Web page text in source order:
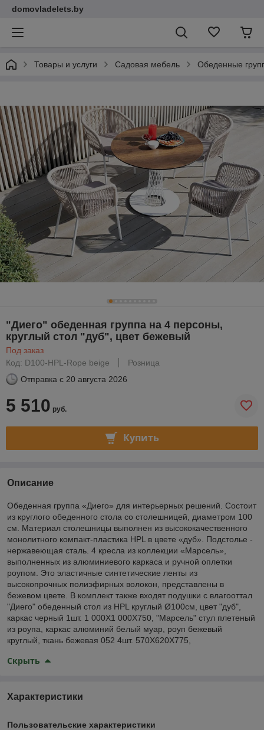
domovladelets.by
Товары и услуги Садовая мебель Обеденные
"Диего" обеденная группа на 4 персоны,
круглый стол "дуб", цвет бежевый
Под заказ
Код: D100-HPL-Rope beige
Розница
Отправка с 20 августа 2026
5 510 руб.
Купить
Описание
Обеденная группа «Диего» для интерьерных решений. Состоит
из круглого обеденного стола со столешницей, диаметром 100
см. Материал столешницы выполнен из высококачественного
монолитного компакт-пластика HPL в цвете «дуб». Подстолье -
нержавеющая сталь. 4 кресла из коллекции «Марсель»,
выполненных из алюминиевого каркаса и ручной оплетки
роупом. Это эластичные синтетические ленты из
высокопрочных полиэфирных волокон, представлены в
бежевом цвете. В комплект также входят подушки с влагооттал
"Диего" обеденный стол из HPL круглый Ø100см, цвет "дуб",
каркас черный 1шт. 1 000Х1 000Х750, "Марсель" стул плетеный
из роупа, каркас алюминий белый муар, роуп бежевый
круглый, ткань бежевая 052 4шт. 570Х620Х775,
Скрыть
Характеристики
Пользовательские характеристики